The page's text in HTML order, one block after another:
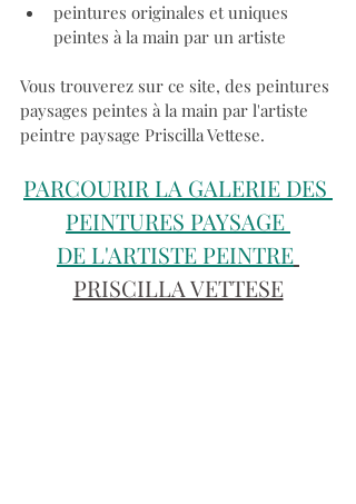
peintures originales et uniques
peintes à la main par un artiste
Vous trouverez sur ce site, des peintures
paysages peintes à la main par l'artiste
peintre paysage Priscilla Vettese.
PARCOURIR LA GALERIE DES
PEINTURES PAYSAGE
DE L'ARTISTE PEINTRE
PRISCILLA VETTESE